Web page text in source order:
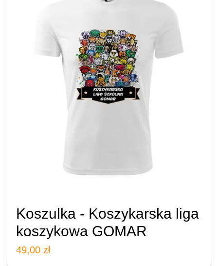
Koszulka - Koszykarska liga
koszykowa GOMAR
49,00 zł